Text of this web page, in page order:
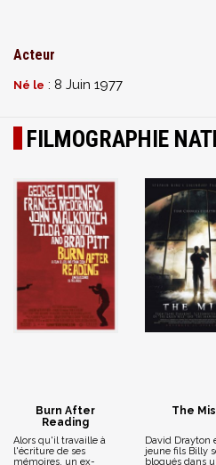
Acteur
Né le : 8 Juin 1977
FILMOGRAPHIE
Burn After
Reading
Alors qu'il travaille à
l'écriture de ses
mémoires, un ex-
The
David Drayton
jeune fils Billy
bloqués dans